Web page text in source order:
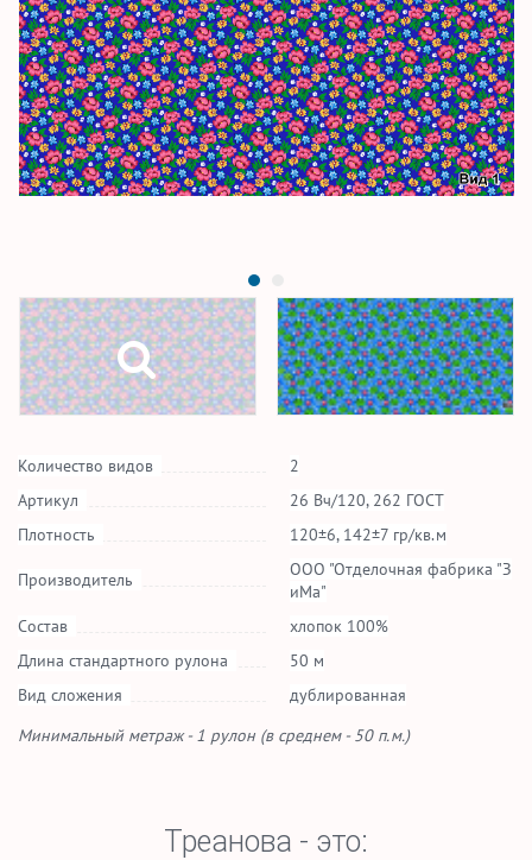
Количество видов
2
Артикул
26 Вч/120, 262 ГОСТ
Плотность
120±6, 142±7 гр/кв.м
Производитель
ООО "Отделочная фабрика "З
иМа"
Состав
хлопок 100%
Длина стандартного рулона
50 м
Вид сложения
дублированная
Минимальный метраж - 1 рулон (в среднем - 50 п.м.)
Треанова - это: